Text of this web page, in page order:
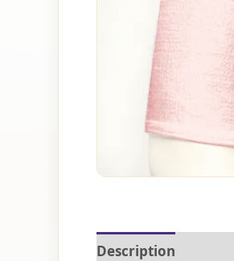
Description